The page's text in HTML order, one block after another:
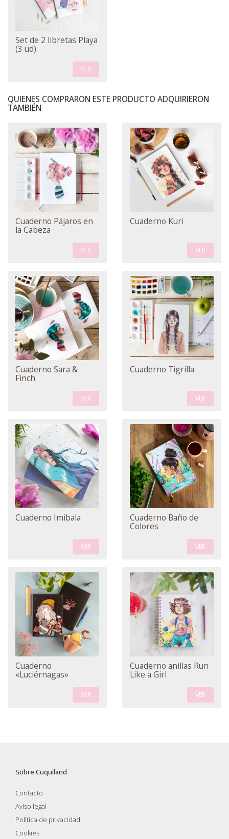
Set de 2 libretas Playa
(3 ud)
VER
QUIENES COMPRARON ESTE PRODUCTO ADQUIRIERON
TAMBIÉN
Cuaderno Pájaros en
la Cabeza
VER
Cuaderno Kuri
VER
Cuaderno Sara &
Finch
VER
Cuaderno Tigrilla
VER
Cuaderno Imibala
VER
Cuaderno Baño de
Colores
VER
Cuaderno
«Luciérnagas»
VER
Cuaderno anillas Run
Like a Girl
VER
Sobre Cuquiland
Contacto
Aviso legal
Política de privacidad
Cookies